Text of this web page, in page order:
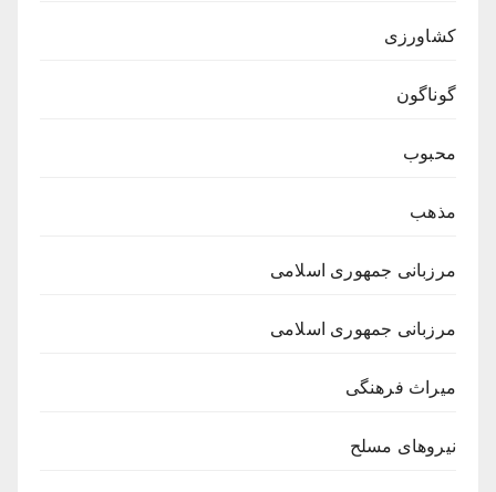
کشاورزی
گوناگون
محبوب
مذهب
مرزبانی جمهوری اسلامی
مرزبانی جمهوری اسلامی
میراث فرهنگی
نیروهای مسلح